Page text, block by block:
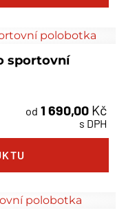
sportovní
od 1 690,00 Kč
s DPH